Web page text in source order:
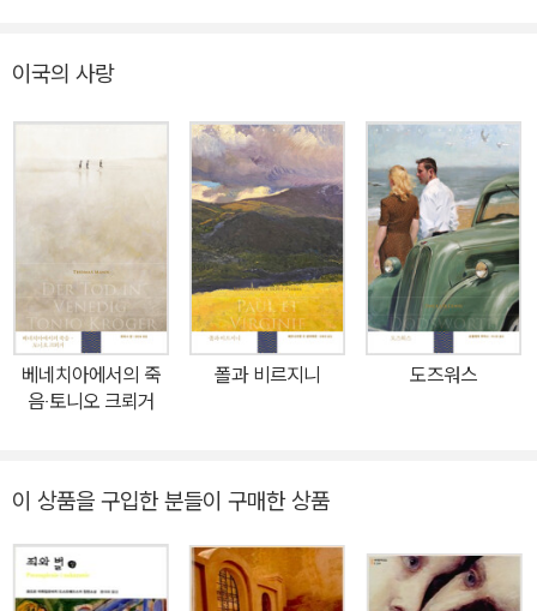
험한다. 사랑의 환희에 사로잡힌 두 주인공이 이탈리아로 여행을 떠
나 주고받는 황홀하고 우스꽝스럽고 집요한 대화 속에 그 모든 과정
이 고스란히 담겨 있다. 《그녀와 그》는 주인공들의 유명세에 힘입어
출간되자마자 큰 성공을 거두었으며, 뮈세가 상드와의 이야기를 소재
로 먼저 출간한 《세기아의 고백》에 이어 또 한 번 프랑스 문단에 커다
란 스캔들을 불러일으킨 작품이다. 누구나 알지만 아무도 알려주지
않는 의뭉스럽고 남루한 사랑의 민낯 사랑에 빠지지 않겠다는 것만큼
우스운 다짐이 또 있을까. 파리에서 활동하는 화가(동시에 상드와 뮈
세를 각각 연기하는) ‘테레즈 자크’와 ‘로랑 드 포벨’은 우연히 서로를
알게 되고, 본능적으로 서로에게 이끌린다. 하지만 테레즈는 과거 사
못한다. 우정, 동료애, 연민 같은 단어로 서로의 주변부를 맴돌던 두
로랑과 테레즈를 지켜보던 파머는, 초상화가 완성된 날 로랑을 불러
말한다. “당신은 자크 양을 사랑합니다. 그리고 제 생각에 그녀도 당
이국의 사랑
베네치아에서의 죽
음‧토니오 크뢰거
폴과 비르지니 도즈워스
이 상품을 구입한 분들이 구매한 상품